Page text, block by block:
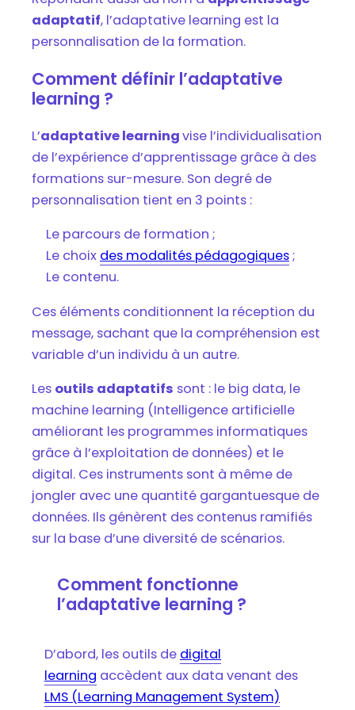
adaptatif, l’adaptative learning est la
personnalisation de la formation.
Comment définir l’adaptative
learning ?
L’adaptative learningvise l’individualisation
de l’expérience d’apprentissage grâce à des
formations sur-mesure. Son degré de
personnalisation tient en 3 points :
Le parcours de formation ;
Le choix des modalités pédagogiques;
Le contenu.
Ces éléments conditionnent la réception du
message, sachant que la compréhension est
variable d’un individu à un autre.
Les outils adaptatifs sont : le big data, le
machine learning (Intelligence artificielle
améliorant les programmes informatiques
grâce à l’exploitation de données) et le
digital. Ces instruments sont à même de
jongler avec une quantité gargantuesque de
données. Ils génèrent des contenus ramifiés
sur la base d’une diversité de scénarios.
Comment fonctionne
l’adaptative learning ?
D’abord, les outils de digital
learning accèdent aux data venant des
LMS (Learning Management System)